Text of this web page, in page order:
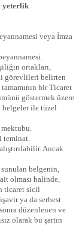
yeterlik
veya İmza
ortakları,
görevlileri belirten
bir Ticaret
göstermek üzere
belgeler ile tüzel
teminat.
Ancak
belgenin,
olması halinde,
ticaret sicil
ya da serbest
düzenlenen ve
olarak bu şartın